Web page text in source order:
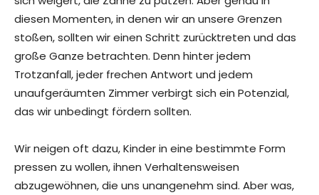
diesen Momenten, in denen wir an unsere Grenzen
stoßen, sollten wir einen Schritt zurücktreten und das
große Ganze betrachten. Denn hinter jedem
Trotzanfall, jeder frechen Antwort und jedem
unaufgeräumten Zimmer verbirgt sich ein Potenzial,
das wir unbedingt fördern sollten.
Wir neigen oft dazu, Kinder in eine bestimmte Form
pressen zu wollen, ihnen Verhaltensweisen
abzugewöhnen, die uns unangenehm sind. Aber was,